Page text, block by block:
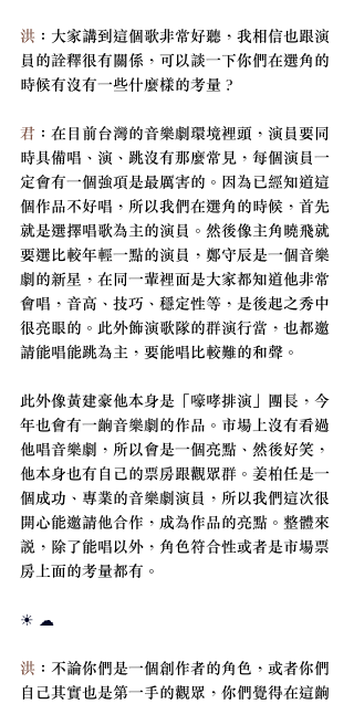
洪 ：大家講到這個歌非常好聽，我相信也跟演
員的詮釋很有關係，可以談一下你們在選角的
時候有沒有一些什麼樣的考量？
君 ：在目前台灣的音樂劇環境裡頭，演員要同
時具備唱、演、跳沒有那麼常見，每個演員一
定會有一個強項是最厲害的。因為已經知道這
個作品不好唱，所以我們在選角的時候，首先
就是選擇唱歌為主的演員。然後像主角曉飛就
要選比較年輕一點的演員，鄭守辰是一個音樂
劇的新星，在同一輩裡面是大家都知道他非常
會唱，音高、技巧、穩定性等，是後起之秀中
很亮眼的。此外飾演歌隊的群演行當，也都邀
請能唱能跳為主，要能唱比較難的和聲。
此外像黃建豪他本身是「嚎哮排演」團長，今
年也會有一齣音樂劇的作品。市場上沒有看過
他唱音樂劇，所以會是一個亮點、然後好笑，
他本身也有自己的票房跟觀眾群。姜柏任是一
個成功、專業的音樂劇演員，所以我們這次很
開心能邀請他合作，成為作品的亮點。整體來
說，除了能唱以外，角色符合性或者是市場票
房上面的考量都有。
☀ ☁
洪 ：不論你們是一個創作者的角色，或者你們
自己其實也是第一手的觀眾，你們覺得在這齣